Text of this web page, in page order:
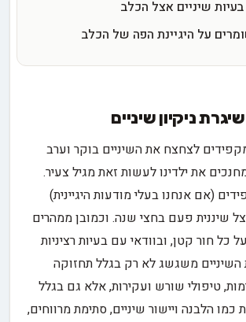
שיניים אצל הכלב
על היגיינת הפה של הכלב
ניקיון שיניים
לצחצח את השיניים בוקר וערב
את ילדינו לעשות זאת מגיל צעיר.
(אם אנחנו בעלי מודעות היגיינית)
שיננית פעם בחצי שנה. וכמובן ממהרים
כל חור קטן, ובוודאי עם בעיות רציניות
השיניים משגשג לא רק בגלל תחזוקה
טיפולי שורש ועקירות, אלא גם בגלל
הלבנה ויישור שיניים, סתימת מרווחים,